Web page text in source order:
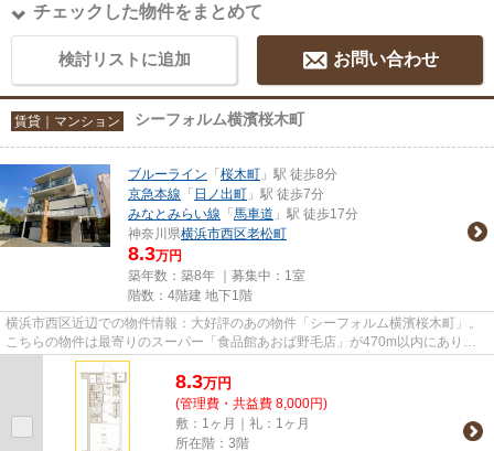
チェックした物件をまとめて
検討リストに追加 お問い合わせ
賃貸｜マンション シーフォルム横濱桜木町
ブルーライン 「 桜木町 」駅 徒歩8分
京急本線 「 日ノ出町 」駅 徒歩7分
みなとみらい線 「 馬車道 」駅 徒歩17分
神奈川県横浜市西区老松町
8.3万円
築年数：築8年 ｜募集中： 1室
階数：4階建 地下1階
横浜市西区近辺での物件情報：大好評のあの物件「シーフォルム横濱桜木町」。
こちらの物件は最寄りのスーパー「食品館あおば野毛店」が470m以内にありま
す。共用部にはエレベータ・敷...
8.3万円
(管理費・共益費 8,000円)
敷：1ヶ月｜礼：1ヶ月
所在階：3階